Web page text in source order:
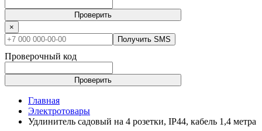
Проверить
×
Получить SMS
Проверочный код
Проверить
Главная
Электротовары
Удлинитель садовый на 4 розетки, IP44, кабель 1,4 метра